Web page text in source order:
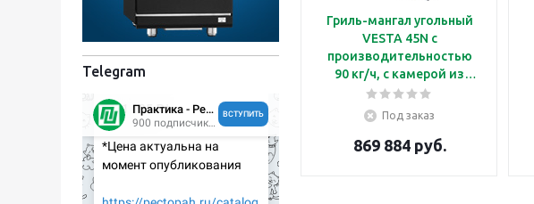
Telegram
Гриль-мангал угольный
VESTA 45N с
производительностью
90 кг/ч, с камерой из
нержавеющей стали
Под заказ
869 884 руб.